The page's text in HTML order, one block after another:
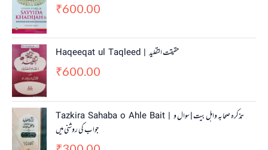
₹600.00
Haqeeqat ul Taqleed | حقیقت التقلید
₹600.00
Tazkira Sahaba o Ahle Bait | تذکرہ صحابہ واہل بیت | سوال و
جواب کی روشنی میں